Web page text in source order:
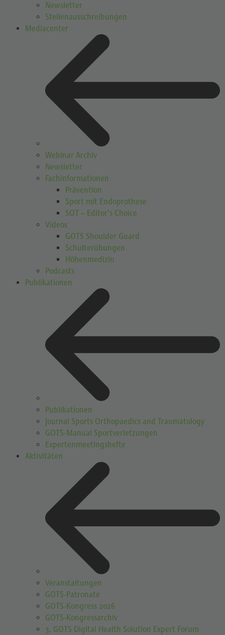
Newsletter
Stellenausschreibungen
Mediacenter
Webinar Archiv
Newsletter
Fachinformationen
Prävention
Sport mit Endoprothese
SOT – Editor’s Choice
Videos
GOTS Shoulder Guard
Schulterübungen
Höhenmedizin
Podcasts
Publikationen
Publikationen
Journal Sports Orthopaedics and Traumatology
GOTS-Manual Sportverletzungen
Expertenmeetingshefte
Aktivitäten
Veranstaltungen
GOTS-Patronate
GOTS-Kongress 2026
GOTS-Kongressarchiv
3. GOTS Digital Health Solution Expert Forum